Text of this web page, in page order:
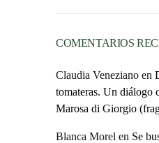
COMENTARIOS
Claudia Veneziano en
tomateras. Un diálogo
Marosa di Giorgio
Blanca Morel en Se